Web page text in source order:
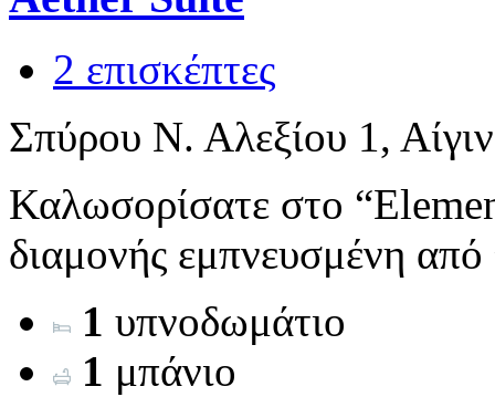
2 επισκέπτες
Σπύρου Ν. Αλεξίου 1,
Καλωσορίσατε στο
διαμονής εμπνευσμένη από
1 υπνοδωμάτιο
1 μπάνιο